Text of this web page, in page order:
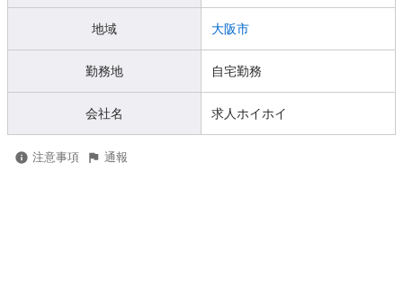
地域 大阪市
勤務地 自宅勤務
会社名 求人ホイホイ
注意事項 通報